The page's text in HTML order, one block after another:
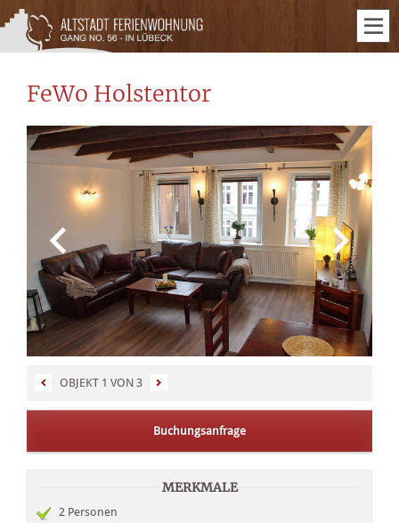
FeWo Holstentor
OBJEKT 1 VON 3
Buchungsanfrage
MERKMALE
2 Personen